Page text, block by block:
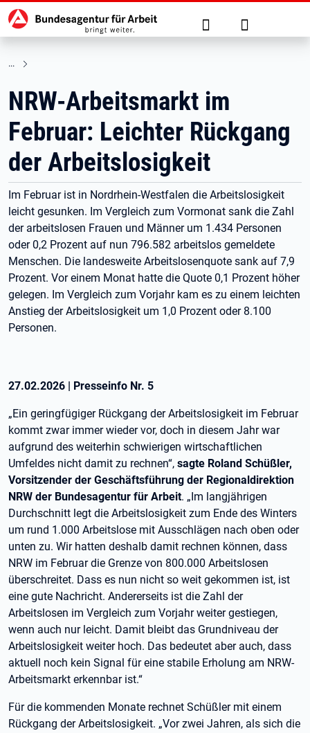
zu den Hauptinhalten springen
Hauptnavigation Suche Anmelden
NRW-Arbeitsmarkt im
Februar: Leichter Rückgang
der Arbeitslosigkeit
Im Februar ist in Nordrhein-Westfalen die Arbeitslosigkeit
leicht gesunken. Im Vergleich zum Vormonat sank die Zahl
der arbeitslosen Frauen und Männer um 1.434 Personen
oder 0,2 Prozent auf nun 796.582 arbeitslos gemeldete
Menschen. Die landesweite Arbeitslosenquote sank auf 7,9
Prozent. Vor einem Monat hatte die Quote 0,1 Prozent höher
gelegen. Im Vergleich zum Vorjahr kam es zu einem leichten
Anstieg der Arbeitslosigkeit um 1,0 Prozent oder 8.100
Personen.
27.02.2026 | Presseinfo Nr. 5
„Ein geringfügiger Rückgang der Arbeitslosigkeit im Februar
kommt zwar immer wieder vor, doch in diesem Jahr war
aufgrund des weiterhin schwierigen wirtschaftlichen
Umfeldes nicht damit zu rechnen“, sagte Roland Schüßler,
Vorsitzender der Geschäftsführung der Regionaldirektion
NRW der Bundesagentur für Arbeit. „Im langjährigen
Durchschnitt legt die Arbeitslosigkeit zum Ende des Winters
um rund 1.000 Arbeitslose mit Ausschlägen nach oben oder
unten zu. Wir hatten deshalb damit rechnen können, dass
NRW im Februar die Grenze von 800.000 Arbeitslosen
überschreitet. Dass es nun nicht so weit gekommen ist, ist
eine gute Nachricht. Andererseits ist die Zahl der
Arbeitslosen im Vergleich zum Vorjahr weiter gestiegen,
wenn auch nur leicht. Damit bleibt das Grundniveau der
Arbeitslosigkeit weiter hoch. Das bedeutet aber auch, dass
aktuell noch kein Signal für eine stabile Erholung am NRW-
Arbeitsmarkt erkennbar ist.“
Für die kommenden Monate rechnet Schüßler mit einem
Rückgang der Arbeitslosigkeit. „Vor zwei Jahren, als sich die